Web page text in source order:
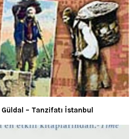
– Tanzifatı İstanbul